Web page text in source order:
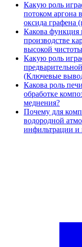
Какую роль
потоком аргона
оксида графена
Какова функция
производстве
высокой чистоты
Какую роль
(Ключевые
Какова роль
обработке
меднения?
Почему для
водородной
инфильтрации и